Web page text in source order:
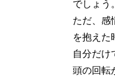
でしょう。
ただ、感
を抱えた
自分だけ
頭の回転